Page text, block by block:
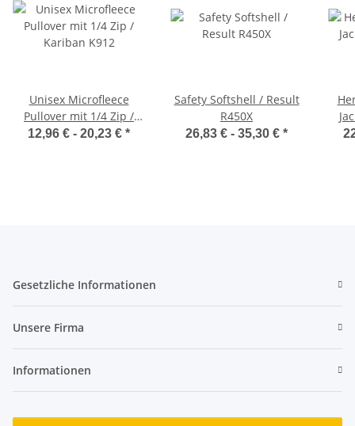
Unisex Microfleece
Pullover mit 1/4 Zip /
Kariban K912
12,96 € - 20,23 € *
Safety Softshell / Result
R450X
26,83 € - 35,30 € *
Gesetzliche Informationen
Unsere Firma
Informationen